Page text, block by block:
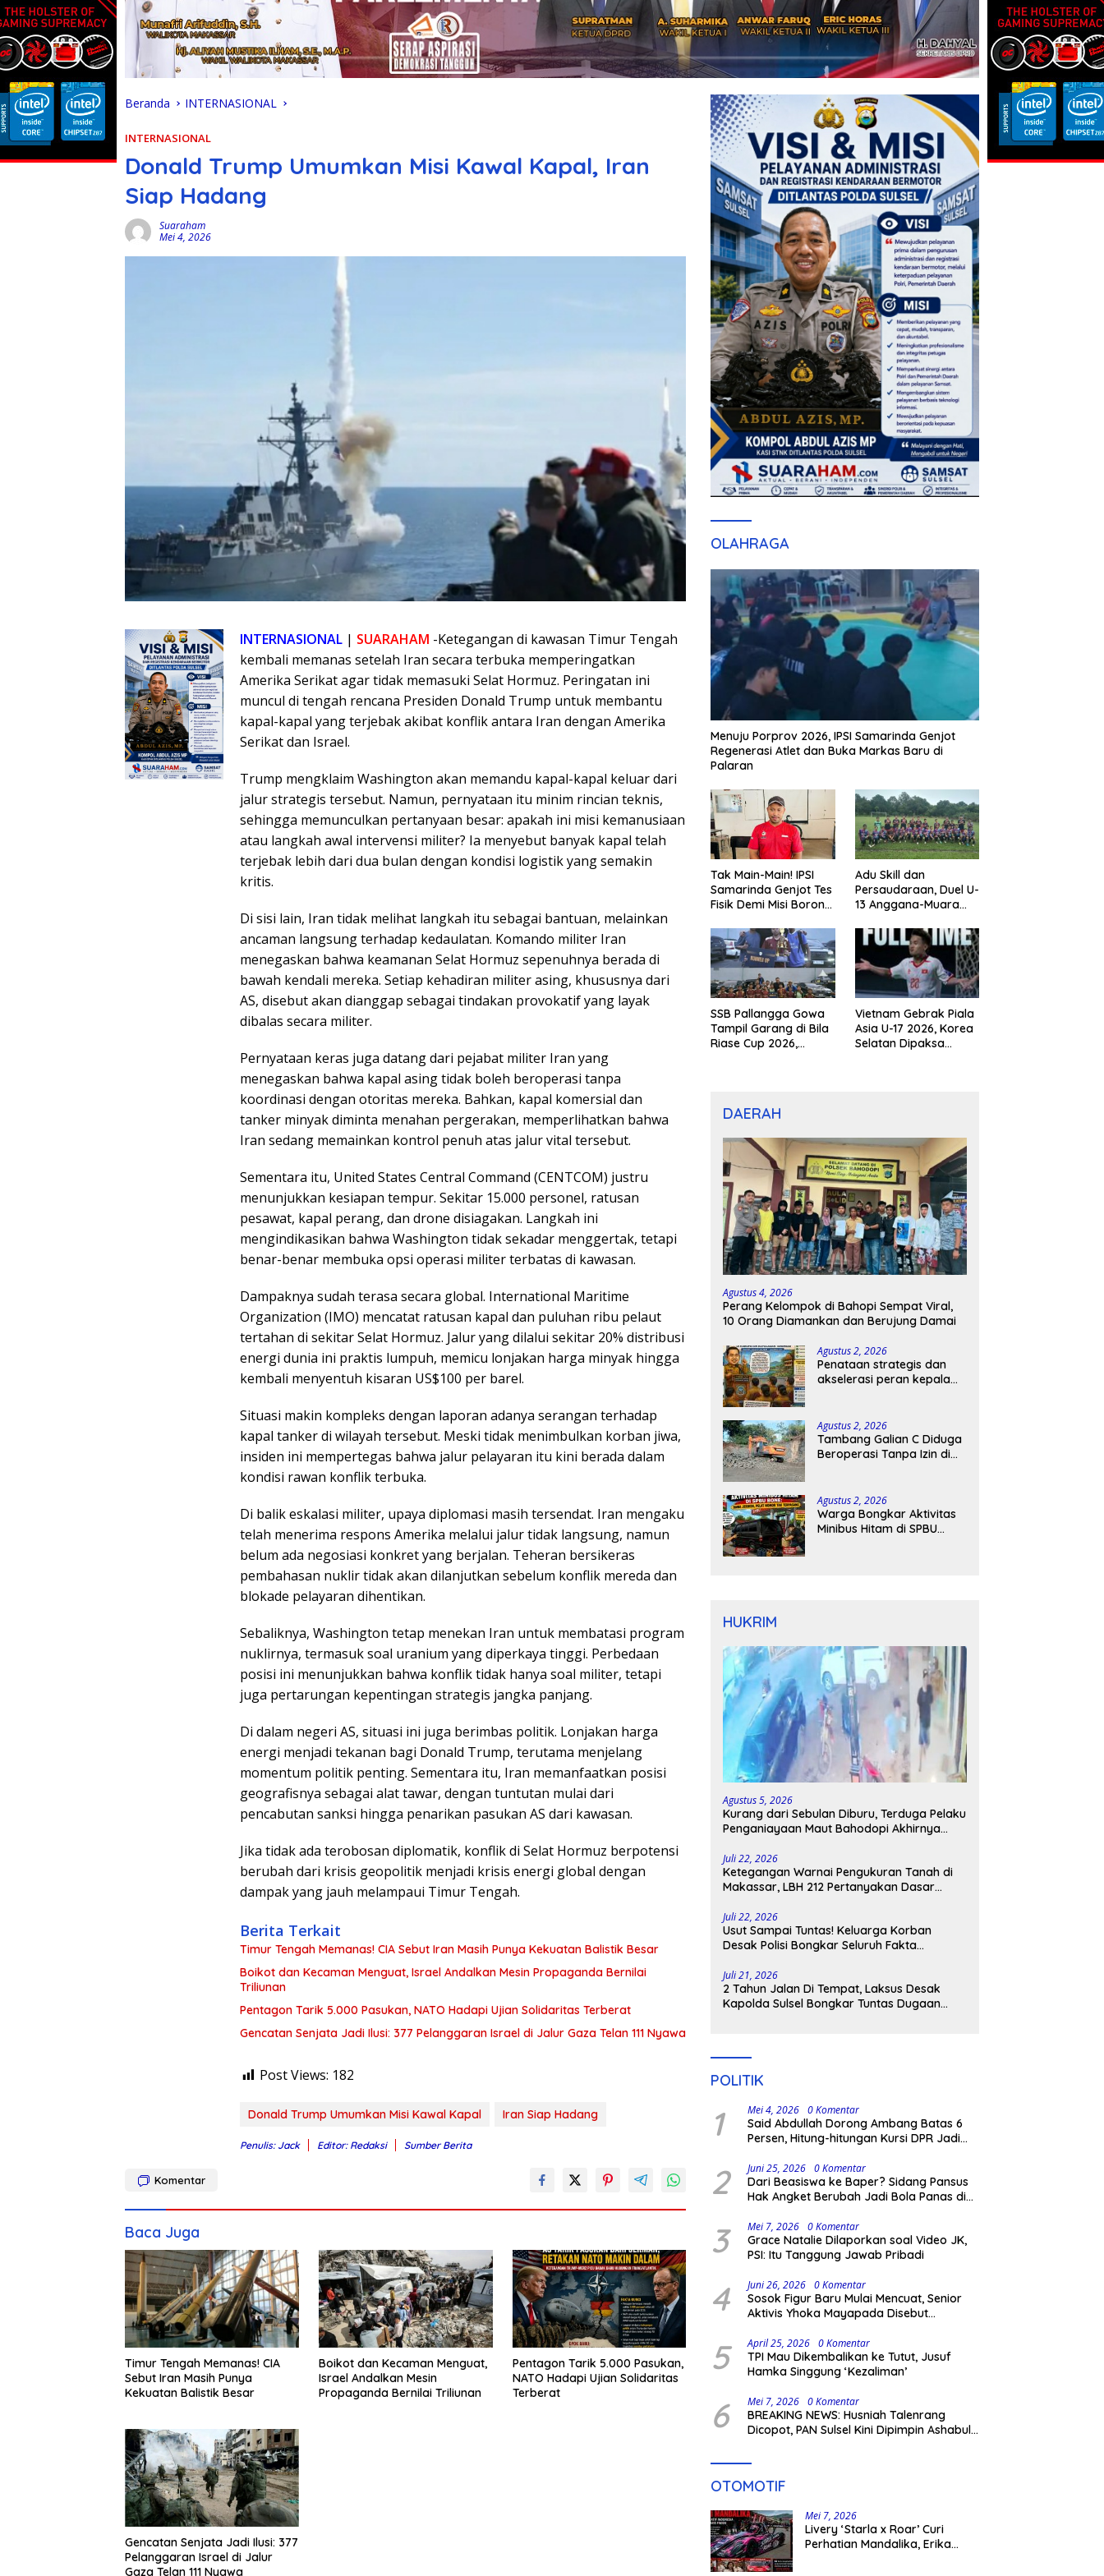
Beranda INTERNASIONAL
INTERNASIONAL
Donald Trump Umumkan Misi Kawal Kapal, Iran
Siap Hadang
Suaraham
Mei 4, 2026
INTERNASIONAL | SUARAHAM -Ketegangan di kawasan Timur Tengah
kembali memanas setelah Iran secara terbuka memperingatkan
Amerika Serikat agar tidak memasuki Selat Hormuz. Peringatan ini
muncul di tengah rencana Presiden Donald Trump untuk membantu
kapal-kapal yang terjebak akibat konflik antara Iran dengan Amerika
Serikat dan Israel.
Trump mengklaim Washington akan memandu kapal-kapal keluar dari
jalur strategis tersebut. Namun, pernyataan itu minim rincian teknis,
sehingga memunculkan pertanyaan besar: apakah ini misi kemanusiaan
atau langkah awal intervensi militer? Ia menyebut banyak kapal telah
terjebak lebih dari dua bulan dengan kondisi logistik yang semakin
kritis.
Di sisi lain, Iran tidak melihat langkah itu sebagai bantuan, melainkan
ancaman langsung terhadap kedaulatan. Komando militer Iran
menegaskan bahwa keamanan Selat Hormuz sepenuhnya berada di
bawah kendali mereka. Setiap kehadiran militer asing, khususnya dari
AS, disebut akan dianggap sebagai tindakan provokatif yang layak
dibalas secara militer.
Pernyataan keras juga datang dari pejabat militer Iran yang
menegaskan bahwa kapal asing tidak boleh beroperasi tanpa
koordinasi dengan otoritas mereka. Bahkan, kapal komersial dan
tanker minyak diminta menahan pergerakan, memperlihatkan bahwa
Iran sedang memainkan kontrol penuh atas jalur vital tersebut.
Sementara itu, United States Central Command (CENTCOM) justru
menunjukkan kesiapan tempur. Sekitar 15.000 personel, ratusan
pesawat, kapal perang, dan drone disiagakan. Langkah ini
mengindikasikan bahwa Washington tidak sekadar menggertak, tetapi
benar-benar membuka opsi operasi militer terbatas di kawasan.
Dampaknya sudah terasa secara global. International Maritime
Organization (IMO) mencatat ratusan kapal dan puluhan ribu pelaut
tertahan di sekitar Selat Hormuz. Jalur yang dilalui sekitar 20% distribusi
energi dunia ini praktis lumpuh, memicu lonjakan harga minyak hingga
kembali menyentuh kisaran US$100 per barel.
Situasi makin kompleks dengan laporan adanya serangan terhadap
kapal tanker di wilayah tersebut. Meski tidak menimbulkan korban jiwa,
insiden ini mempertegas bahwa jalur pelayaran itu kini berada dalam
kondisi rawan konflik terbuka.
Di balik eskalasi militer, upaya diplomasi masih tersendat. Iran mengaku
telah menerima respons Amerika melalui jalur tidak langsung, namun
belum ada negosiasi konkret yang berjalan. Teheran bersikeras
pembahasan nuklir tidak akan dilanjutkan sebelum konflik mereda dan
blokade pelayaran dihentikan.
Sebaliknya, Washington tetap menekan Iran untuk membatasi program
nuklirnya, termasuk soal uranium yang diperkaya tinggi. Perbedaan
posisi ini menunjukkan bahwa konflik tidak hanya soal militer, tetapi
juga pertarungan kepentingan strategis jangka panjang.
Di dalam negeri AS, situasi ini juga berimbas politik. Lonjakan harga
energi menjadi tekanan bagi Donald Trump, terutama menjelang
momentum politik penting. Sementara itu, Iran memanfaatkan posisi
geografisnya sebagai alat tawar, dengan tuntutan mulai dari
pencabutan sanksi hingga penarikan pasukan AS dari kawasan.
Jika tidak ada terobosan diplomatik, konflik di Selat Hormuz berpotensi
berubah dari krisis geopolitik menjadi krisis energi global dengan
dampak yang jauh melampaui Timur Tengah.
Berita Terkait
Timur Tengah Memanas! CIA Sebut Iran Masih Punya Kekuatan Balistik Besar
Boikot dan Kecaman Menguat, Israel Andalkan Mesin Propaganda Bernilai
Triliunan
Pentagon Tarik 5.000 Pasukan, NATO Hadapi Ujian Solidaritas Terberat
Gencatan Senjata Jadi Ilusi: 377 Pelanggaran Israel di Jalur Gaza Telan 111 Nyawa
Post Views: 182
Donald Trump Umumkan Misi Kawal Kapal Iran Siap Hadang
Penulis: Jack Editor: Redaksi Sumber Berita
Komentar
Baca Juga
Timur Tengah Memanas! CIA
Sebut Iran Masih Punya
Kekuatan Balistik Besar
Boikot dan Kecaman Menguat,
Israel Andalkan Mesin
Propaganda Bernilai Triliunan
Pentagon Tarik 5.000 Pasukan,
NATO Hadapi Ujian Solidaritas
Terberat
Gencatan Senjata Jadi Ilusi: 377
Pelanggaran Israel di Jalur
Gaza Telan 111 Nyawa
OLAHRAGA
Menuju Porprov 2026, IPSI Samarinda Genjot
Regenerasi Atlet dan Buka Markas Baru di
Palaran
Tak Main-Main! IPSI
Samarinda Genjot Tes
Fisik Demi Misi Borong
Kaltim 2026
Adu Skill dan
Persaudaraan, Duel U-
13 Anggana-Muara
Meriah
SSB Pallangga Gowa
Tampil Garang di Bila
Riase Cup 2026,
Vietnam Gebrak Piala
Asia U-17 2026, Korea
Selatan Dipaksa
DAERAH
Agustus 4, 2026
Perang Kelompok di Bahopi Sempat Viral,
10 Orang Diamankan dan Berujung Damai
Agustus 2, 2026
Penataan strategis dan
akselerasi peran kepala
Agustus 2, 2026
Tambang Galian C Diduga
Beroperasi Tanpa Izin di
Tangan
Agustus 2, 2026
Warga Bongkar Aktivitas
Minibus Hitam di SPBU
HUKRIM
Agustus 5, 2026
Kurang dari Sebulan Diburu, Terduga Pelaku
Penganiayaan Maut Bahodopi Akhirnya
Juli 22, 2026
Ketegangan Warnai Pengukuran Tanah di
Makassar, LBH 212 Pertanyakan Dasar
Polisi
Juli 22, 2026
Usut Sampai Tuntas! Keluarga Korban
Desak Polisi Bongkar Seluruh Fakta
Juli 21, 2026
2 Tahun Jalan Di Tempat, Laksus Desak
Kapolda Sulsel Bongkar Tuntas Dugaan
POLITIK
1 Mei 4, 2026 0 Komentar
Said Abdullah Dorong Ambang Batas 6
Persen, Hitung-hitungan Kursi DPR Jadi
2 Juni 25, 2026 0 Komentar
Dari Beasiswa ke Baper? Sidang Pansus
Hak Angket Berubah Jadi Bola Panas di
3 Mei 7, 2026 0 Komentar
Grace Natalie Dilaporkan soal Video JK,
PSI: Itu Tanggung Jawab Pribadi
4 Juni 26, 2026 0 Komentar
Sosok Figur Baru Mulai Mencuat, Senior
Aktivis Yhoka Mayapada Disebut
pada Pilkada 2029
5 April 25, 2026 0 Komentar
TPI Mau Dikembalikan ke Tutut, Jusuf
Hamka Singgung ‘Kezaliman’
6 Mei 7, 2026 0 Komentar
BREAKING NEWS: Husniah Talenrang
Dicopot, PAN Sulsel Kini Dipimpin Ashabul
OTOMOTIF
Mei 7, 2026
Livery ‘Starla x Roar’ Curi
Perhatian Mandalika, Erika